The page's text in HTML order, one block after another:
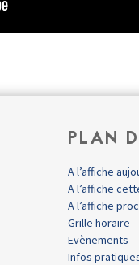
PLAN
A l’affiche
A l’affiche
A l’affiche
Grille horaire
Evènements
Infos